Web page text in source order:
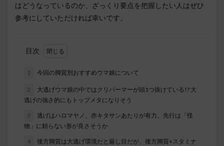
はどうなっているのか、ざっくり要点を把握したい人はぜひ
参考にしていただければ幸いです。
目次
1 今回の脚質別おすすめウマ娘について
2
大逃げウマ娘の中ではクリパーマーが頭1つ抜けている!? 大
逃げの強さ的にもトップメタになりそう
3
逃げはハロマヤノ、赤キタサンあたりが有力。先行は「怪
物」に頼らない形が良さそうか
4
後方脚質は大逃げ環境だと厳し目だが、後方脚質+スタミナ